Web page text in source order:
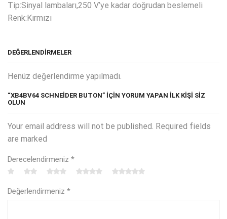
Tip:Sinyal lambaları,250 V’ye kadar doğrudan beslemeli
Renk:Kırmızı
DEĞERLENDIRMELER
Henüz değerlendirme yapılmadı.
“XB4BV64 SCHNEİDER BUTON” IÇIN YORUM YAPAN ILK KIŞI SIZ
OLUN
Your email address will not be published. Required fields
are marked
Derecelendirmeniz *
Değerlendirmeniz *